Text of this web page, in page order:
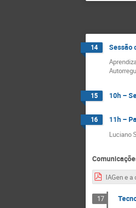
14 Sessão
15 10h –
16 11h –
Luciano
17